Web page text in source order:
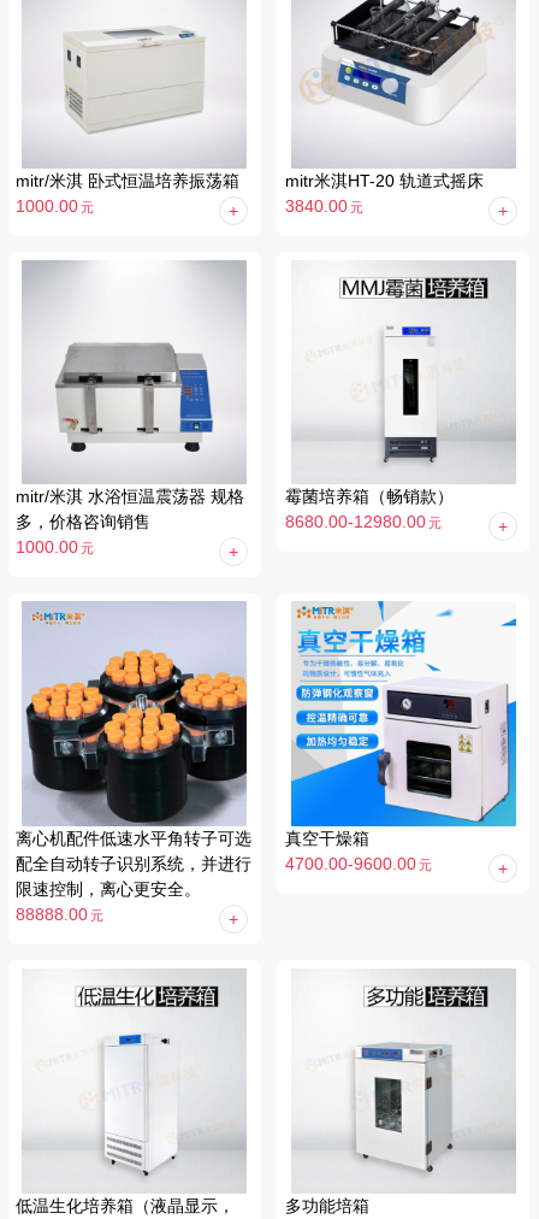
mitr/米淇 卧式恒温培养振荡箱
1000.00 元
mitr米淇HT-20 轨道式摇床
3840.00元
mitr/米淇 水浴恒温震荡器 规格
多，价格咨询销售
1000.00 元
霉菌培养箱（畅销款）
8680.00-12980.00元
离心机配件低速水平角转子可选
配全自动转子识别系统，并进行
限速控制，离心更安全。
88888.00 元
真空干燥箱
4700.00-9600.00元
低温生化培养箱（液晶显示，
多功能培箱